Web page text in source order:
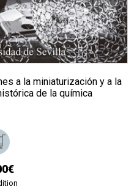
a la miniaturización y a la
de la química